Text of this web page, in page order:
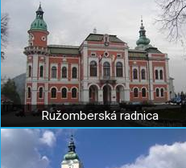
Ružomberská radnica